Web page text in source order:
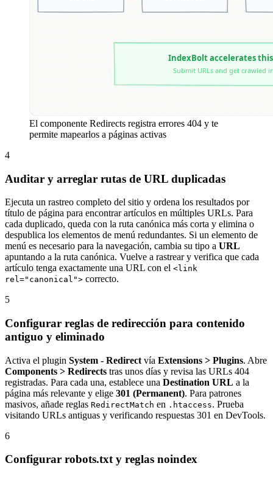
El componente Redirects registra errores 404 y te
permite mapearlos a páginas activas
4
Auditar y arreglar rutas de URL duplicadas
Ejecuta un rastreo completo del sitio y ordena los resultados por
título de página para encontrar artículos en múltiples URLs. Para
cada duplicado, queda con la ruta canónica más corta y elimina o
despublica los elementos de menú redundantes. Si un elemento de
menú es necesario para la navegación, cambia su tipo a URL
apuntando a la ruta canónica. Vuelve a rastrear y verifica que cada
artículo tenga exactamente una URL con el <link
rel="canonical"> correcto.
5
Configurar reglas de redirección para contenido
antiguo y eliminado
Activa el plugin System - Redirect vía Extensions > Plugins. Abre
Components > Redirects tras unos días y revisa las URLs 404
registradas. Para cada una, establece una Destination URL a la
página más relevante y elige 301 (Permanent). Para patrones
masivos, añade reglas RedirectMatch en .htaccess. Prueba
visitando URLs antiguas y verificando respuestas 301 en DevTools.
6
Configurar robots.txt y reglas noindex